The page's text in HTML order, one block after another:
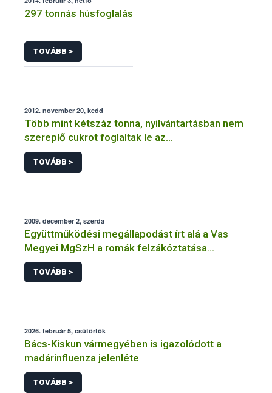
297 tonnás húsfoglalás
TOVÁBB >
2012. november 20, kedd
Több mint kétszáz tonna, nyilvántartásban nem
szereplő cukrot foglaltak le az
élelmiszerbiztonsági hatóságok
TOVÁBB >
2009. december 2, szerda
Együttműködési megállapodást írt alá a Vas
Megyei MgSzH a romák felzákóztatása
érdekében
TOVÁBB >
2026. február 5, csütörtök
Bács-Kiskun vármegyében is igazolódott a
madárinfluenza jelenléte
TOVÁBB >